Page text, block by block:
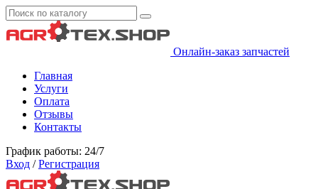
Онлайн-заказ запчастей
Главная
Услуги
Оплата
Отзывы
Контакты
График работы: 24/7
Вход / Регистрация